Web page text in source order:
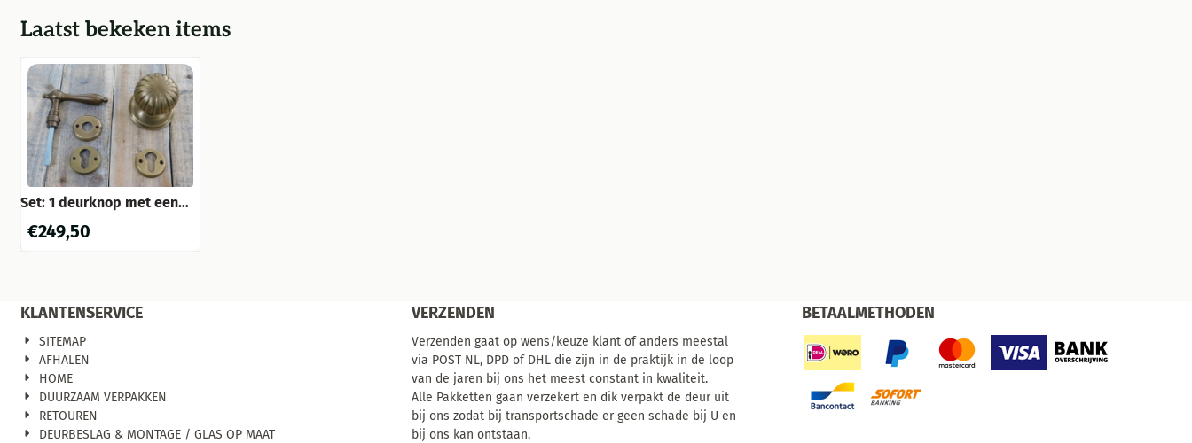
Laatst bekeken items
Set: 1 deurknop met een
deurknop handvat
draadstang en dopmoer
€249,50
KLANTENSERVICE
SITEMAP
AFHALEN
HOME
DUURZAAM VERPAKKEN
RETOUREN
DEURBESLAG & MONTAGE / GLAS OP MAAT
VERZENDEN
Verzenden gaat op wens/keuze klant of anders meestal
via POST NL, DPD of DHL die zijn in de praktijk in de loop
van de jaren bij ons het meest constant in kwaliteit.
Alle Pakketten gaan verzekert en dik verpakt de deur uit
bij ons zodat bij transportschade er geen schade bij U en
bij ons kan ontstaan.
BETAALMETHODEN